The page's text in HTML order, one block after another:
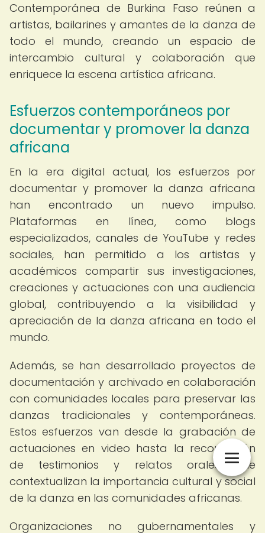
Contemporánea de Burkina Faso reúnen a
artistas, bailarines y amantes de la danza de
todo el mundo, creando un espacio de
intercambio cultural y colaboración que
enriquece la escena artística africana.
Esfuerzos contemporáneos por
documentar y promover la danza
africana
En la era digital actual, los esfuerzos por
documentar y promover la danza africana
han encontrado un nuevo impulso.
Plataformas en línea, como blogs
especializados, canales de YouTube y redes
sociales, han permitido a los artistas y
académicos compartir sus investigaciones,
creaciones y actuaciones con una audiencia
global, contribuyendo a la visibilidad y
apreciación de la danza africana en todo el
mundo.
Además, se han desarrollado proyectos de
documentación y archivado en colaboración
con comunidades locales para preservar las
danzas tradicionales y contemporáneas.
Estos esfuerzos van desde la grabación de
actuaciones en video hasta la recopilación
de testimonios y relatos orales que
contextualizan la importancia cultural y social
de la danza en las comunidades africanas.
Organizaciones no gubernamentales y